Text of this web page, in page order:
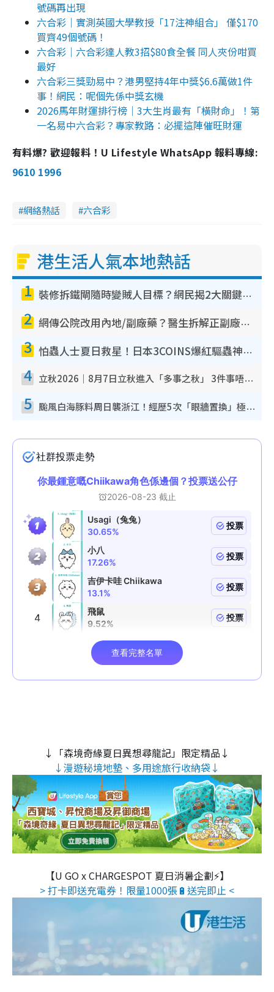
號碼再出現
六合彩｜實測英國大學教授「17注神組合」 僅$170
買齊49個號碼！
六合彩｜六合彩達人教3招$80食全餐 同人夾份咁買
最好
六合彩三獎勁易中？港男堅持4年中獎$6.6萬做1件
事！網民：呢個先係中獎玄機
2026馬年財運排行榜｜3大生肖最有「橫財命」！第
一名易中六合彩？專家教路：必擺這陣催旺財運
有料爆? 歡迎報料！U Lifestyle WhatsApp 報料專線:
9610 1996
網絡熱話 六合彩
港生活人氣本地熱話
1 裝修拆鐵閘隨時變賊人目標？網民揭2大關鍵用途：裝新式等於白裝？附新舊鐵閘分別
2 網傳公院改用內地/副廠藥？醫生拆解正副廠分別 揭4類人換藥隨時出事
3 怕蟲人士夏日救星！日本3COINS爆紅驅蟲神器$45起 1招「全程免觸碰」輕鬆搞定小強
4 立秋2026｜8月7日立秋進入「多事之秋」 3件事唔做得！專家教6招開運 清枱頭／銀包納氣接好運
5 颱風白海豚料周日襲浙江！經歷5次「眼牆置換」極罕見 成登陸內地最長途颱風
↓「森境奇緣夏日異想尋龍記」限定精品↓
↓漫遊秘境地墊、多用途旅行收納袋↓
【U GO x CHARGESPOT 夏日消暑企劃⚡】
> 打卡即送充電券！限量1000張🔋送完即止 <